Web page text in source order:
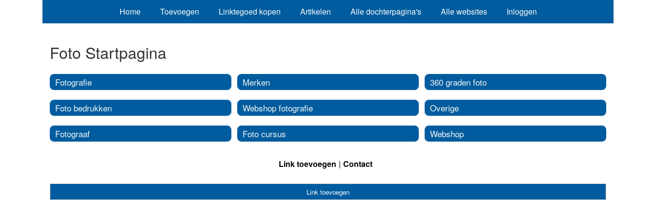
Home Toevoegen Linktegoed kopen Artikelen Alle dochterpagina's Alle websites Inloggen
Foto Startpagina
Fotografie
Foto bedrukken
Fotograaf
Merken
Webshop fotografie
Foto cursus
360 graden foto
Overige
Webshop
Link toevoegen Contact
Link toevoegen